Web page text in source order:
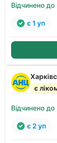
Відчинено
є 1 уп
є
Відчинено
є 2 уп